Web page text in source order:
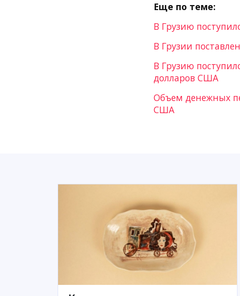
Еще по теме:
В Грузию
В Грузии
В Грузию
долларов США
Объем денежных
США